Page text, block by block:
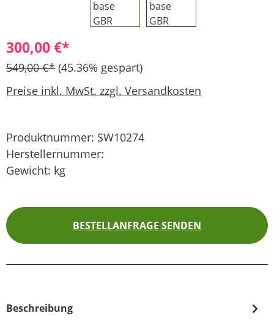
300,00 €*
549,00 €* (45.36% gespart)
Preise inkl. MwSt. zzgl. Versandkosten
Produktnummer: SW10274
Herstellernummer:
Gewicht: kg
BESTELLANFRAGE SENDEN
Beschreibung